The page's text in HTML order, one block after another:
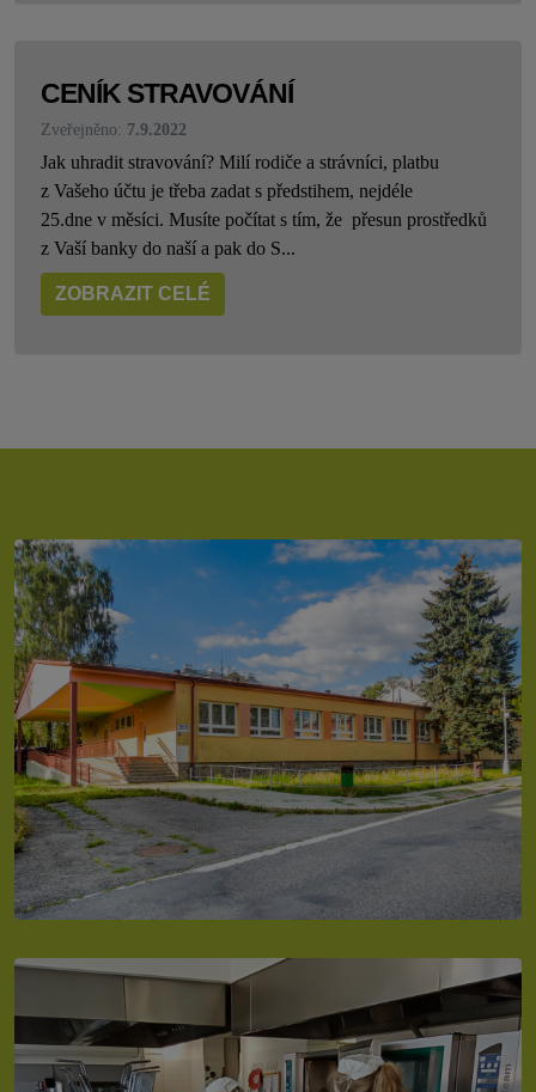
CENÍK STRAVOVÁNÍ
Zveřejněno: 7.9.2022
Jak uhradit stravování? Milí rodiče a strávníci, platbu
z Vašeho účtu je třeba zadat s předstihem, nejdéle
25.dne v měsíci. Musíte počítat s tím, že přesun prostředků
z Vaší banky do naší a pak do S...
ZOBRAZIT CELÉ